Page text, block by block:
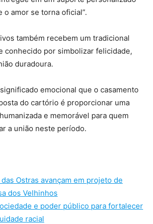
o amor se torna oficial”.
também recebem um tradicional
conhecido por simbolizar felicidade,
duradoura.
emocional que o casamento
do cartório é proporcionar uma
e memorável para quem
a união neste período.
Ostras avançam em projeto de
dos Velhinhos
e poder público para fortalecer
racial